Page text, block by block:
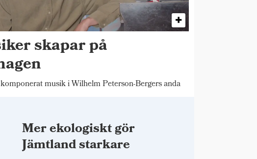
skapar på
musik i Wilhelm Peterson-Bergers anda
Mer ekologiskt gör
Jämtland starkare